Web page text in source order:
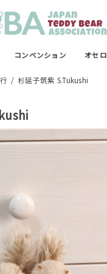
コンベンション オセロ
杉延子筑紫 S.Tukushi